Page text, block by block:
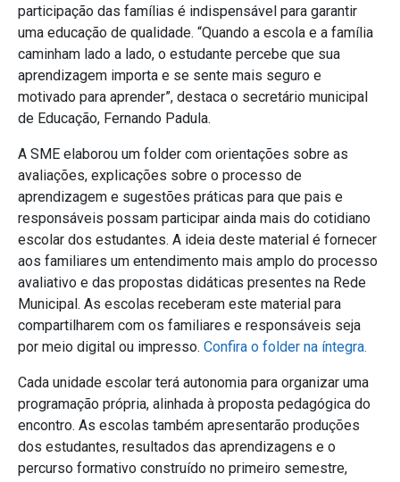
participação das famílias é indispensável para garantir
uma educação de qualidade. “Quando a escola e a família
caminham lado a lado, o estudante percebe que sua
aprendizagem importa e se sente mais seguro e
motivado para aprender”, destaca o secretário municipal
de Educação, Fernando Padula.
A SME elaborou um folder com orientações sobre as
avaliações, explicações sobre o processo de
aprendizagem e sugestões práticas para que pais e
responsáveis possam participar ainda mais do cotidiano
escolar dos estudantes. A ideia deste material é fornecer
aos familiares um entendimento mais amplo do processo
avaliativo e das propostas didáticas presentes na Rede
Municipal. As escolas receberam este material para
compartilharem com os familiares e responsáveis seja
por meio digital ou impresso. Confira o folder na íntegra.
Cada unidade escolar terá autonomia para organizar uma
programação própria, alinhada à proposta pedagógica do
encontro. As escolas também apresentarão produções
dos estudantes, resultados das aprendizagens e o
percurso formativo construído no primeiro semestre,